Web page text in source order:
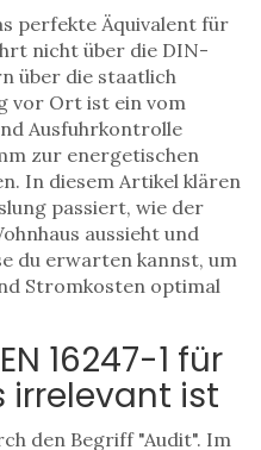
perfekte Äquivalent für
nicht über die DIN-
über die staatlich
vor Ortist ein vom
Ausfuhrkontrolle
zur energetischen
. In diesem Artikel klären
passiert, wie der
aussieht und
du erwarten kannst, um
Stromkosten optimal
16247-1 für
irrelevant ist
den Begriff "Audit". Im